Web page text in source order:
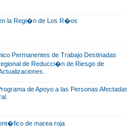
la Regi�n de Los R�os
Permanentes de Trabajo Destinadas
de Reducci�n de Riesgo de
de Apoyo a las Personas
de marea roja